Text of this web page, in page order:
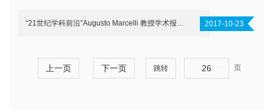
2017-10-23
上一页 下一页 跳转 26 页